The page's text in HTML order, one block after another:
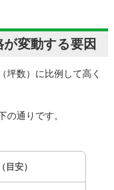
変動する要因
坪数）に比例して高く
の通りです。
目安）